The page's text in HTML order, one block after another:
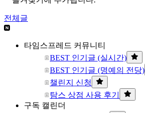
전체글
타임스프레드 커뮤니티
BEST 인기글 (실시간)
BEST 인기글 (명예의 전당)
챌린지 신청
탐스 상점 사용 후기
구독 캘린더